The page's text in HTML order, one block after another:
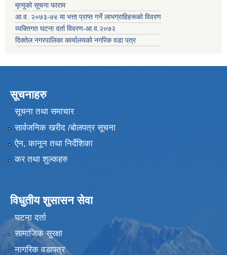
मृत्युको सूचना फाराम
आ.व. २०७३-७४ मा भत्ता प्राप्त गर्ने लाभग्राहिहरूको विवरण
व्यक्तिगत घटना दर्ता विवरण-आ.व.२०७२
दिक्तेल नगरपालिका कार्यालयको नगरिक वडा पत्र
सूचनाहरु
सूचना तथा समाचार
सार्वजनिक खरीद /बोलपत्र सूचना
ऐन, कानून तथा निर्देशिका
कर तथा शुल्कहरु
विधुतीय शुसासन सेवा
घटना दर्ता
सामाजिक सुरक्षा
नागरिक वडापत्र